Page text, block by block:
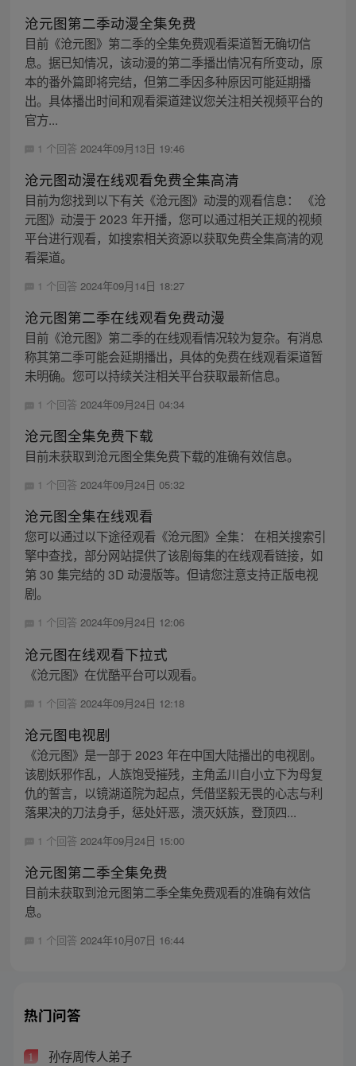
沧元图第二季动漫全集免费
目前《沧元图》第二季的全集免费观看渠道暂无确切信
息。据已知情况，该动漫的第二季播出情况有所变动，原
本的番外篇即将完结，但第二季因多种原因可能延期播
出。具体播出时间和观看渠道建议您关注相关视频平台的
官方...
1 个回答 2024年09月13日 19:46
沧元图动漫在线观看免费全集高清
目前为您找到以下有关《沧元图》动漫的观看信息： 《沧
元图》动漫于 2023 年开播，您可以通过相关正规的视频
平台进行观看，如搜索相关资源以获取免费全集高清的观
看渠道。
1 个回答 2024年09月14日 18:27
沧元图第二季在线观看免费动漫
目前《沧元图》第二季的在线观看情况较为复杂。有消息
称其第二季可能会延期播出，具体的免费在线观看渠道暂
未明确。您可以持续关注相关平台获取最新信息。
1 个回答 2024年09月24日 04:34
沧元图全集免费下载
目前未获取到沧元图全集免费下载的准确有效信息。
1 个回答 2024年09月24日 05:32
沧元图全集在线观看
您可以通过以下途径观看《沧元图》全集： 在相关搜索引
擎中查找，部分网站提供了该剧每集的在线观看链接，如
第 30 集完结的 3D 动漫版等。但请您注意支持正版电视
剧。
1 个回答 2024年09月24日 12:06
沧元图在线观看下拉式
《沧元图》在优酷平台可以观看。
1 个回答 2024年09月24日 12:18
沧元图电视剧
《沧元图》是一部于 2023 年在中国大陆播出的电视剧。
该剧妖邪作乱，人族饱受摧残，主角孟川自小立下为母复
仇的誓言，以镜湖道院为起点，凭借坚毅无畏的心志与利
落果决的刀法身手，惩处奸恶，溃灭妖族，登顶四...
1 个回答 2024年09月24日 15:00
沧元图第二季全集免费
目前未获取到沧元图第二季全集免费观看的准确有效信
息。
1 个回答 2024年10月07日 16:44
热门问答
1 孙存周传人弟子